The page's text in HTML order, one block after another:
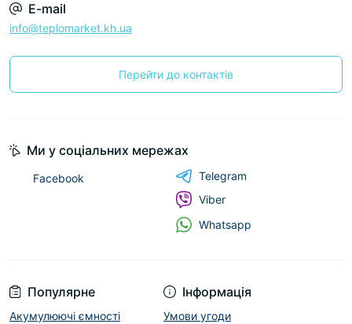
E-mail
info@teplomarket.kh.ua
Перейти до контактів
Популярне
Акумулюючі ємності
Інформація
Умови угоди
Ми у соціальних мережах
Facebook
Telegram
Viber
Whatsapp